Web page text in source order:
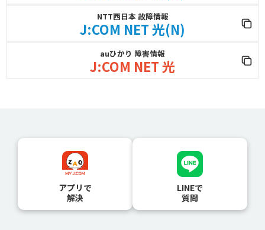
NTT西日本 故障情報
J:COM NET 光(N)
auひかり 障害情報
J:COM NET 光
アプリで
解決
LINEで
質問